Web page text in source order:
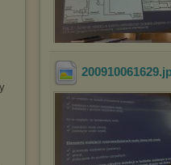
200910061629